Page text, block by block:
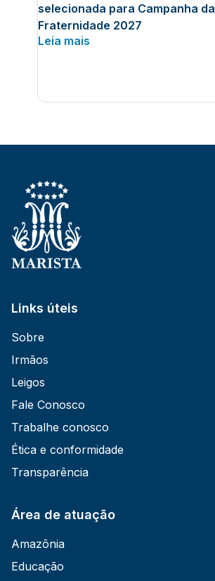
selecionada para Campanha da
Fraternidade 2027
Leia mais
Links úteis
Sobre
Irmãos
Leigos
Fale Conosco
Trabalhe conosco
Ética e conformidade
Transparência
Área de atuação
Amazônia
Educação